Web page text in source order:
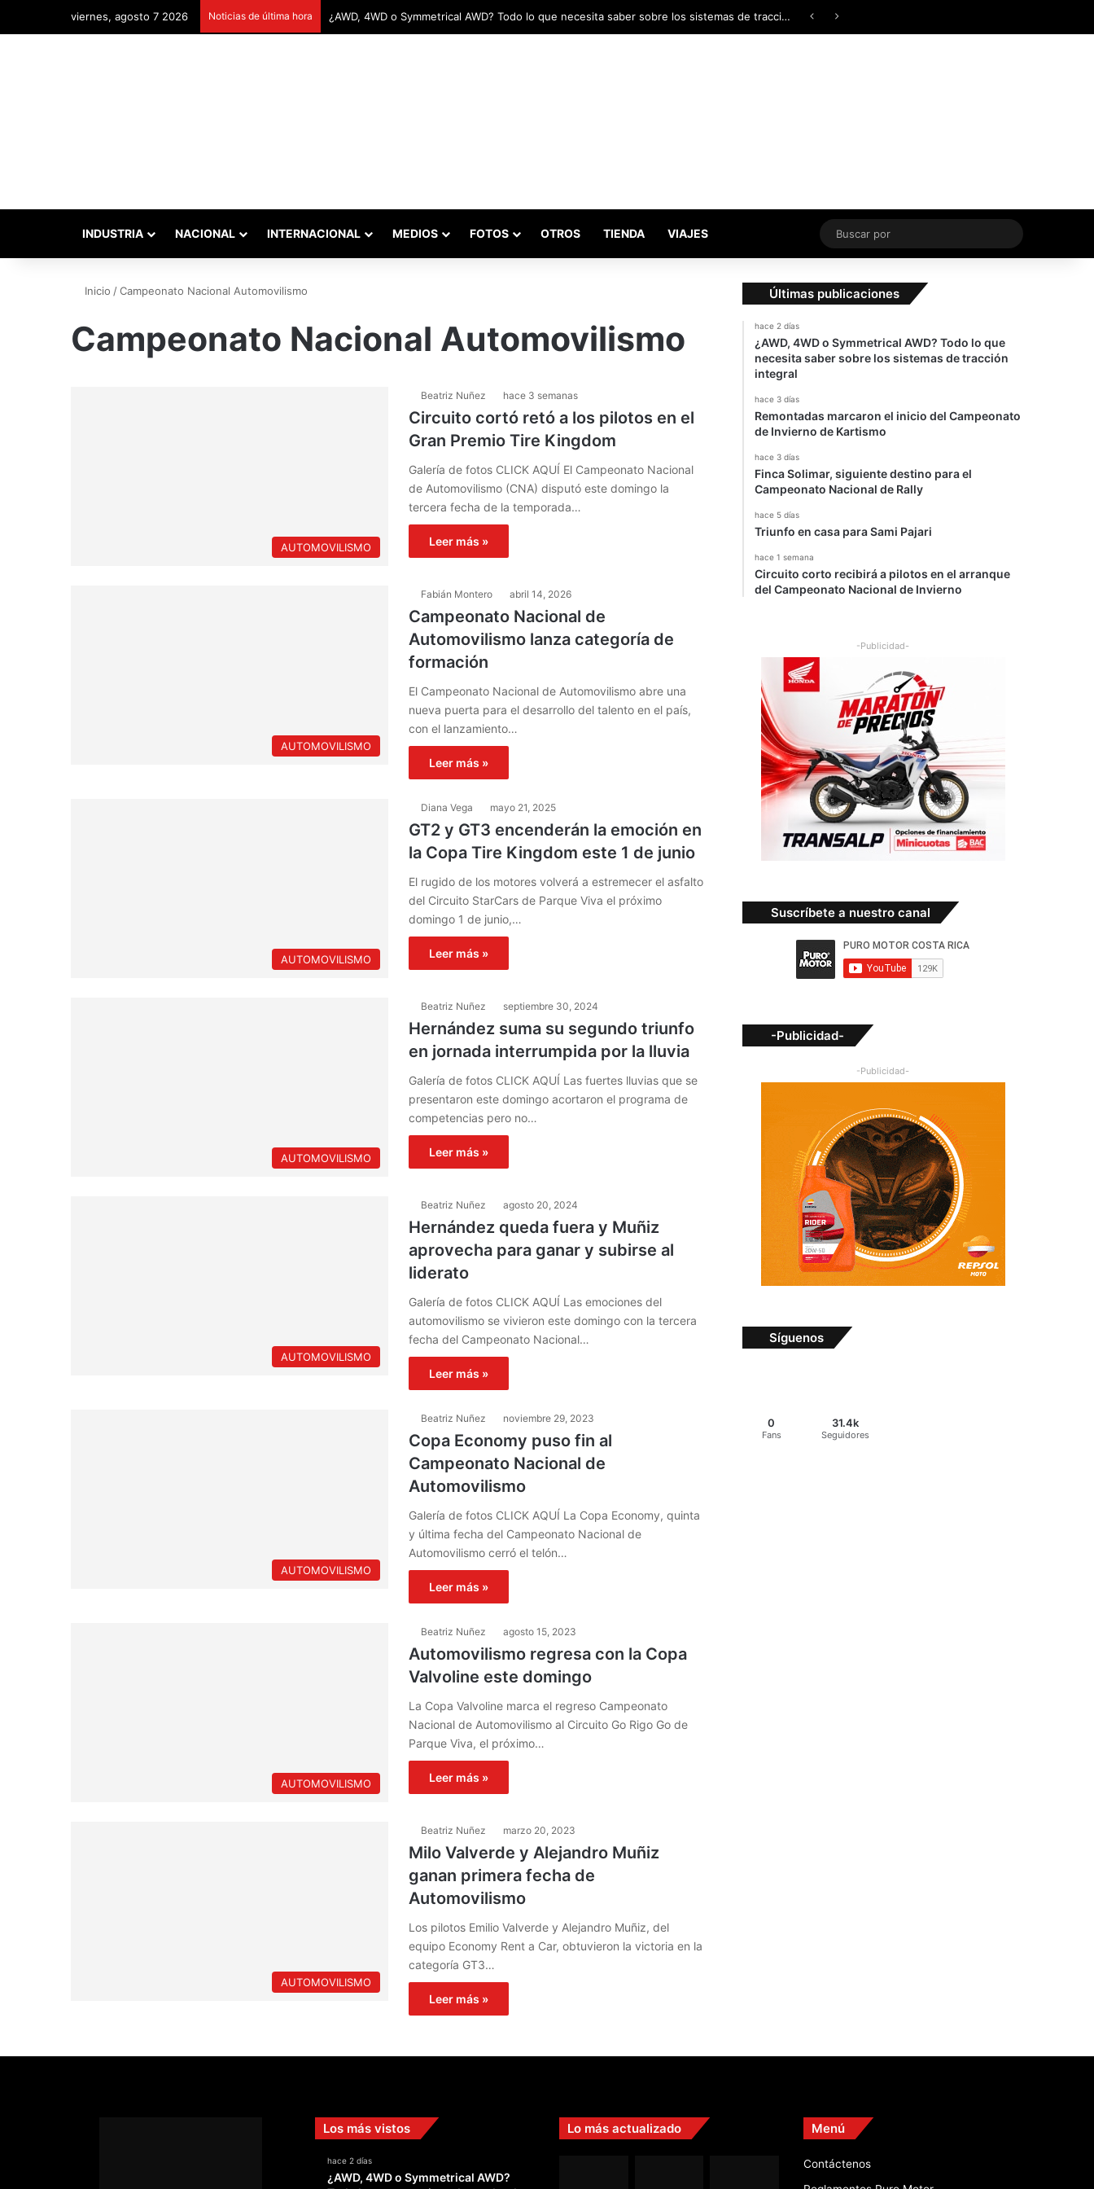
viernes, agosto 7 2026 Noticias de última hora Remontadas marcaron el inicio del Campeonato de Invierno de Kartismo
INDUSTRIA NACIONAL INTERNACIONAL MEDIOS FOTOS OTROS TIENDA VIAJES
Buscar
por
Inicio /Campeonato Nacional Automovilismo
Campeonato Nacional Automovilismo
AUTOMOVILISMO
Beatriz Nuñez hace 3 semanas
Circuito cortó retó a los pilotos en el
Gran Premio Tire Kingdom
Galería de fotos CLICK AQUÍ El Campeonato Nacional
de Automovilismo (CNA) disputó este domingo la
tercera fecha de la temporada…
Leer más »
AUTOMOVILISMO
Fabián Montero abril 14, 2026
Campeonato Nacional de
Automovilismo lanza categoría de
formación
El Campeonato Nacional de Automovilismo abre una
nueva puerta para el desarrollo del talento en el país,
con el lanzamiento…
Leer más »
AUTOMOVILISMO
Diana Vega mayo 21, 2025
GT2 y GT3 encenderán la emoción en
la Copa Tire Kingdom este 1 de junio
El rugido de los motores volverá a estremecer el asfalto
del Circuito StarCars de Parque Viva el próximo
domingo 1 de junio,…
Leer más »
AUTOMOVILISMO
Beatriz Nuñez septiembre 30, 2024
Hernández suma su segundo triunfo
en jornada interrumpida por la lluvia
Galería de fotos CLICK AQUÍ Las fuertes lluvias que se
presentaron este domingo acortaron el programa de
competencias pero no…
Leer más »
AUTOMOVILISMO
Beatriz Nuñez agosto 20, 2024
Hernández queda fuera y Muñiz
aprovecha para ganar y subirse al
liderato
Galería de fotos CLICK AQUÍ Las emociones del
automovilismo se vivieron este domingo con la tercera
fecha del Campeonato Nacional…
Leer más »
AUTOMOVILISMO
Beatriz Nuñez noviembre 29, 2023
Copa Economy puso fin al
Campeonato Nacional de
Automovilismo
Galería de fotos CLICK AQUÍ La Copa Economy, quinta
y última fecha del Campeonato Nacional de
Automovilismo cerró el telón…
Leer más »
AUTOMOVILISMO
Beatriz Nuñez agosto 15, 2023
Automovilismo regresa con la Copa
Valvoline este domingo
La Copa Valvoline marca el regreso Campeonato
Nacional de Automovilismo al Circuito Go Rigo Go de
Parque Viva, el próximo…
Leer más »
AUTOMOVILISMO
Beatriz Nuñez marzo 20, 2023
Milo Valverde y Alejandro Muñiz
ganan primera fecha de
Automovilismo
Los pilotos Emilio Valverde y Alejandro Muñiz, del
equipo Economy Rent a Car, obtuvieron la victoria en la
categoría GT3…
Leer más »
Últimas publicaciones
hace 2 días
¿AWD, 4WD o Symmetrical AWD? Todo lo que
necesita saber sobre los sistemas de tracción
integral
hace 3 días
Remontadas marcaron el inicio del Campeonato
de Invierno de Kartismo
hace 3 días
Finca Solimar, siguiente destino para el
Campeonato Nacional de Rally
hace 5 días
Triunfo en casa para Sami Pajari
hace 1 semana
Circuito corto recibirá a pilotos en el arranque
del Campeonato Nacional de Invierno
-Publicidad-
Suscríbete a nuestro canal
-Publicidad-
-Publicidad-
Síguenos
0
Fans
31.4k
Seguidores
Los más vistos
hace 2 días
¿AWD, 4WD o Symmetrical AWD?
Lo más actualizado Menú
Contáctenos